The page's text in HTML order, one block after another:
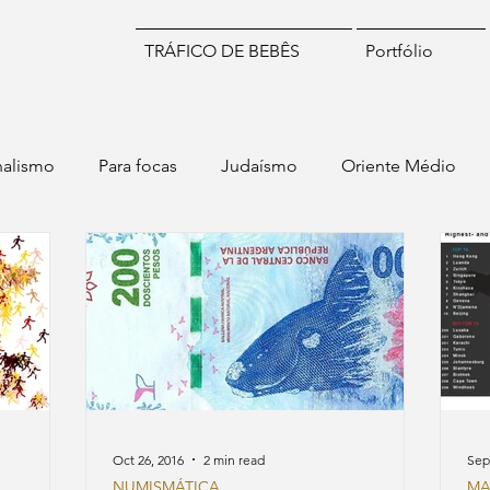
TRÁFICO DE BEBÊS Portfólio
Para focas Judaísmo Oriente Médio
Idiomas Numismática Brasil Chile Israel
Oct 26, 2016 2 min read